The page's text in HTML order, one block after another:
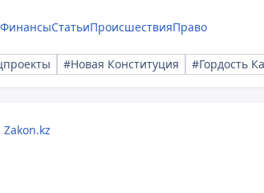
ФинансыСтатьиПроисшествияПраво
#Новая Конституция #Гордость
Zakon.kz